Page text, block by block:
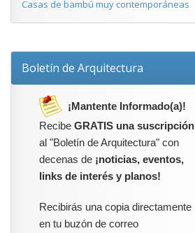
Casas de bambú muy contemporáneas
Boletín de Arquitectura
¡Mantente Informado(a)!
Recibe GRATIS una suscripción
al "Boletín de Arquitectura" con
decenas de ¡noticias, eventos,
links de interés y planos!
Recibirás una copia directamente
en tu buzón de correo